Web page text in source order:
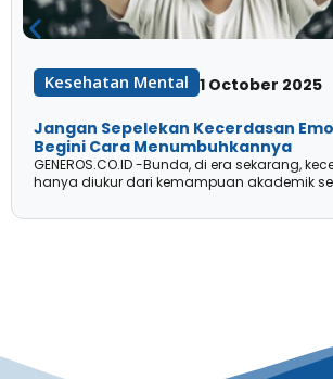
Kesehatan Mental 1 October 2025
Jangan Sepelekan Kecerdasan
Begini Cara Menumbuhkannya
GENEROS.CO.ID -Bunda, di era sekarang,
hanya diukur dari kemampuan akademik